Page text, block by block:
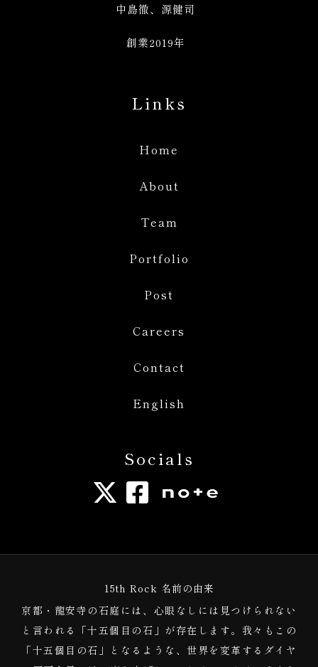
中島徹、源健司
創業2019年
Links
Home
About
Team
Portfolio
Post
Careers
Contact
English
Socials
15th Rock 名前の由来
京都・龍安寺の石庭には、心眼なしには見つけられない
と言われる「十五個目の石」が存在します。我々もこの
「十五個目の石」となるような、世界を変革するダイヤ